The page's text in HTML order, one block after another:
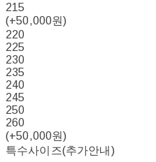
215
(+50,000원)
220
225
230
235
240
245
250
260
(+50,000원)
특수사이즈(추가안내)